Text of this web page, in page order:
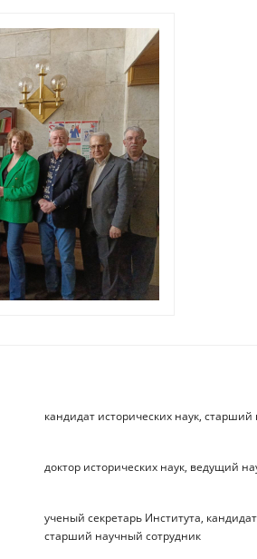
кандидат исторических наук,
доктор исторических наук, ведущий
ученый секретарь Института,
старший научный сотрудник